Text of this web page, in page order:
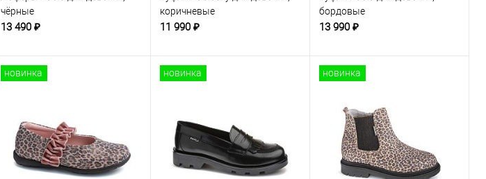
чёрные
13 490 ₽
коричневые
11 990 ₽
бордовые
13 990 ₽
новинка новинка новинка